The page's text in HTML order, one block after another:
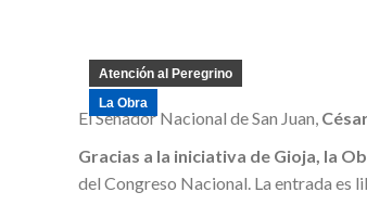
Atención al Peregrino
La Obra
El Senador Nacional de San Juan,
Gracias a la iniciativa de Gioja, la
del Congreso Nacional. La entrada es